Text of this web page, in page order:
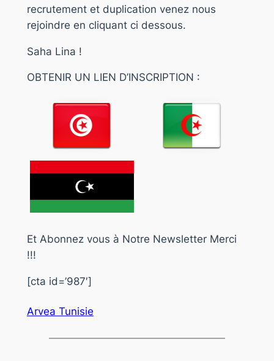
recrutement et duplication venez nous
rejoindre en cliquant ci dessous.
Saha Lina !
OBTENIR UN LIEN D’INSCRIPTION :
Et Abonnez vous à Notre Newsletter Merci
!!!
[cta id=’987′]
Arvea Tunisie